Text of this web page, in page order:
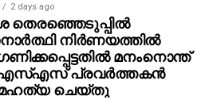
2 days ago
തെരഞ്ഞെടുപ്പില്‍
നിര്‍ണയത്തില്‍
മനംനൊന്ത്
പ്രവര്‍ത്തകന്‍
ചെയ്തു